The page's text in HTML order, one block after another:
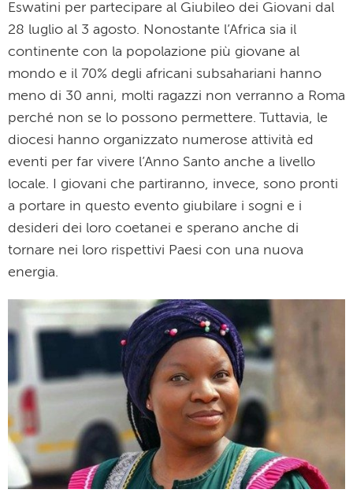
Eswatini per partecipare al Giubileo dei Giovani dal
28 luglio al 3 agosto. Nonostante l’Africa sia il
continente con la popolazione più giovane al
mondo e il 70% degli africani subsahariani hanno
meno di 30 anni, molti ragazzi non verranno a Roma
perché non se lo possono permettere. Tuttavia, le
diocesi hanno organizzato numerose attività ed
eventi per far vivere l’Anno Santo anche a livello
locale. I giovani che partiranno, invece, sono pronti
a portare in questo evento giubilare i sogni e i
desideri dei loro coetanei e sperano anche di
tornare nei loro rispettivi Paesi con una nuova
energia.